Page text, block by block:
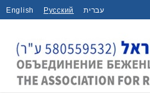
English Русский עברית
Главная / Интервью /